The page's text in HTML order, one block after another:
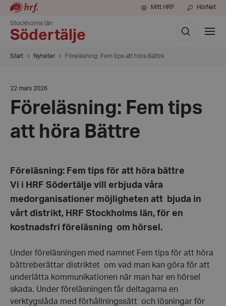
Mitt HRF HörNet
Stockholms län
Södertälje
Sök
Visa
meny
Start Nyheter Föreläsning: Fem tips att höra Bättre
Datum:
mars
2026
22 mars 2026
Föreläsning: Fem tips
att höra Bättre
Föreläsning: Fem tips för att höra bättre
Vi i HRF Södertälje vill erbjuda våra
medorganisationer möjligheten att bjuda in
vårt distrikt, HRF Stockholms län, för en
kostnadsfri föreläsning om hörsel.
Under föreläsningen med namnet Fem tips för att höra
bättreberättar distriktet om vad man kan göra för att
underlätta kommunikationen när man har en hörsel
skada. Under föreläsningen får deltagarna en
verktygslåda med förhållningssätt och lösningar för